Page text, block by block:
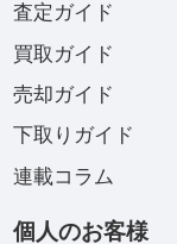
査定ガイド
買取ガイド
売却ガイド
下取りガイド
連載コラム
個人のお客様